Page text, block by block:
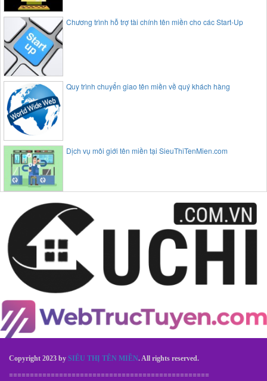
Chương trình hỗ trợ tài chính tên miền cho các Start-Up
Quy trình chuyển giao tên miền về quý khách hàng
Dịch vụ môi giới tên miền tại SieuThiTenMien.com
Copyright 2023 by SIÊU THỊ TÊN MIỀN. All rights reserved.
================================================